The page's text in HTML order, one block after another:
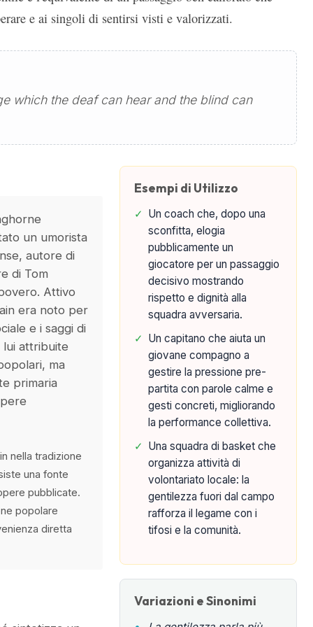
e ai singoli di sentirsi visti e valorizzati.
which the deaf can hear and the blind can
un umorista
autore di
di Tom
Attivo
era noto per
e i saggi di
lui attribuite
ma
primaria
nella tradizione
una fonte
pubblicate.
popolare
diretta
Esempi di Utilizzo
✓ Un coach che, dopo una
sconfitta, elogia
pubblicamente un
giocatore per un passaggio
decisivo mostrando
rispetto e dignità alla
squadra avversaria.
✓ Un capitano che aiuta un
giovane compagno a
gestire la pressione pre-
partita con parole calme e
gesti concreti, migliorando
la performance collettiva.
✓ Una squadra di basket che
organizza attività di
volontariato locale: la
gentilezza fuori dal campo
rafforza il legame con i
tifosi e la comunità.
Variazioni e Sinonimi